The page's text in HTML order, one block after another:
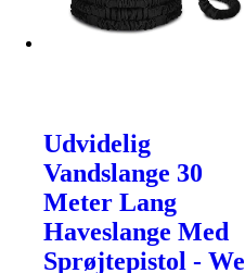
Udvidelig
Vandslange 30
Meter Lang
Haveslange Med
Sprøjtepistol - We